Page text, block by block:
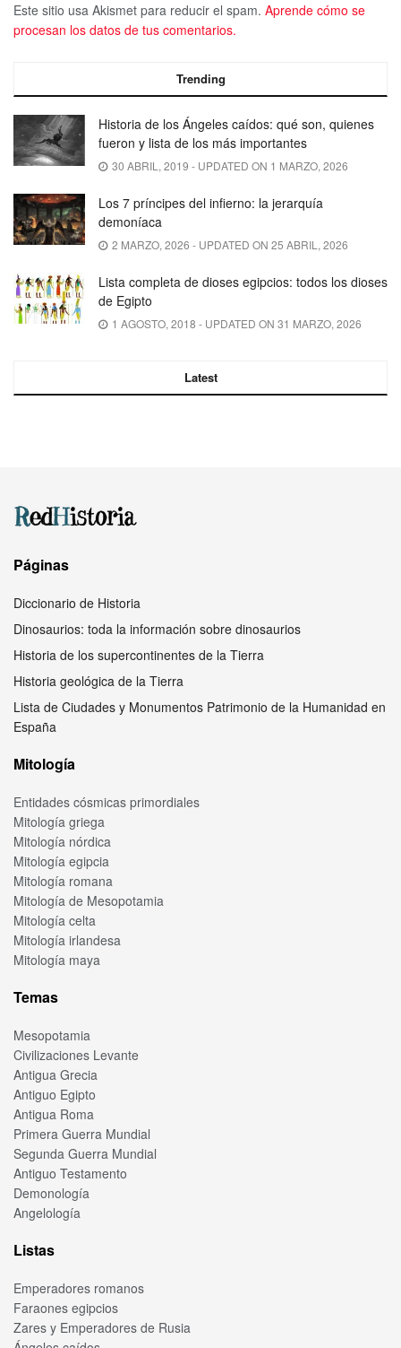
Este sitio usa Akismet para reducir el spam. Aprende cómo se
procesan los datos de tus comentarios.
Trending
Historia de los Ángeles caídos: qué son, quienes
fueron y lista de los más importantes
30 ABRIL, 2019 - UPDATED ON 1 MARZO, 2026
Los 7 príncipes del infierno: la jerarquía
demoníaca
2 MARZO, 2026 - UPDATED ON 25 ABRIL, 2026
Lista completa de dioses egipcios: todos los dioses
de Egipto
1 AGOSTO, 2018 - UPDATED ON 31 MARZO, 2026
Latest
Páginas
Diccionario de Historia
Dinosaurios: toda la información sobre dinosaurios
Historia de los supercontinentes de la Tierra
Historia geológica de la Tierra
Lista de Ciudades y Monumentos Patrimonio de la Humanidad en
España
Mitología
Entidades cósmicas primordiales
Mitología griega
Mitología nórdica
Mitología egipcia
Mitología romana
Mitología de Mesopotamia
Mitología celta
Mitología irlandesa
Mitología maya
Temas
Mesopotamia
Civilizaciones Levante
Antigua Grecia
Antiguo Egipto
Antigua Roma
Primera Guerra Mundial
Segunda Guerra Mundial
Antiguo Testamento
Demonología
Angelología
Listas
Emperadores romanos
Faraones egipcios
Zares y Emperadores de Rusia